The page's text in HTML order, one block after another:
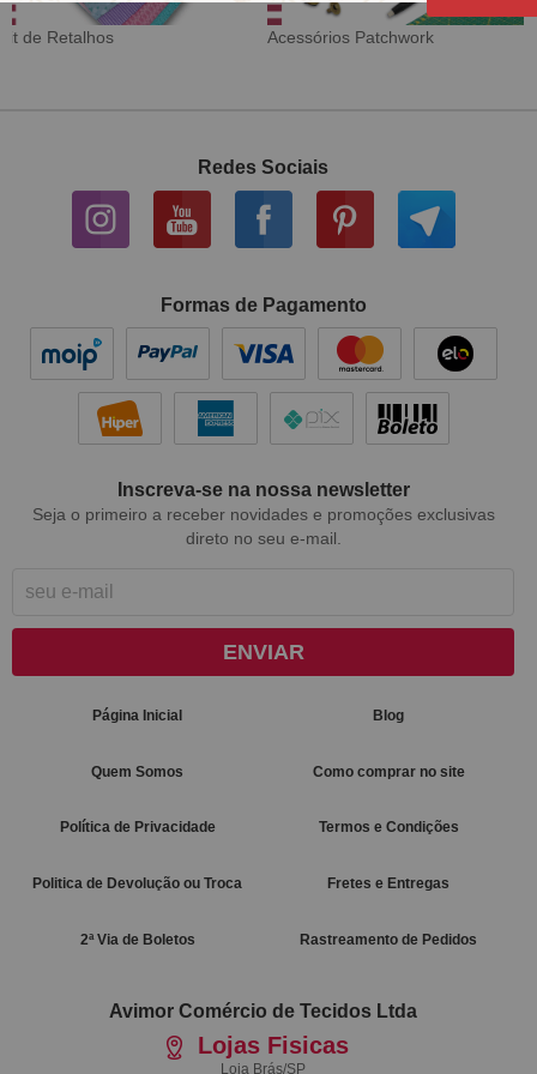
Acessórios Patchwork Tecido Digital
Redes Sociais
Formas de Pagamento
Inscreva-se na nossa newsletter
Seja o primeiro a receber novidades e promoções exclusivas
direto no seu e-mail.
ENVIAR
Página Inicial Blog
Quem Somos Como comprar no site
Política de Privacidade Termos e Condições
Politica de Devolução ou Troca Fretes e Entregas
2ª Via de Boletos Rastreamento de Pedidos
Avimor Comércio de Tecidos Ltda
Lojas Fisicas
Loja Brás/SP